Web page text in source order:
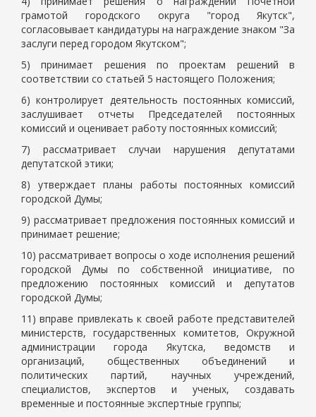
грамотой городского округа "город Якутск",
согласовывает кандидатуры на награждение знаком "За
заслуги перед городом Якутском";
5) принимает решения по проектам решений в
соответствии со статьей 5 настоящего Положения;
6) контролирует деятельность постоянных комиссий,
заслушивает отчеты Председателей постоянных
комиссий и оценивает работу постоянных комиссий;
7) рассматривает случаи нарушения депутатами
депутатской этики;
8) утверждает планы работы постоянных комиссий
городской Думы;
9) рассматривает предложения постоянных комиссий и
принимает решение;
10) рассматривает вопросы о ходе исполнения решений
городской Думы по собственной инициативе, по
предложению постоянных комиссий и депутатов
городской Думы;
11) вправе привлекать к своей работе представителей
министерств, государственных комитетов, Окружной
администрации города Якутска, ведомств и
организаций, общественных объединений и
политических партий, научных учреждений,
специалистов, экспертов и ученых, создавать
временные и постоянные экспертные группы;